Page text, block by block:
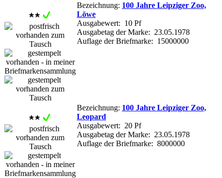
Bezeichnung: 100 Jahre Leipziger Zoo,
Löwe
Ausgabewert: 10 Pf
Ausgabetag der Marke: 23.05.1978
Auflage der Briefmarke: 15000000
Bezeichnung: 100 Jahre Leipziger Zoo,
Leopard
Ausgabewert: 20 Pf
Ausgabetag der Marke: 23.05.1978
Auflage der Briefmarke: 8000000